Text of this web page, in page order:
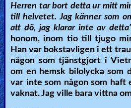
Herren tar bort detta ur mitt
till helvetet. Jag känner som
att dö, jag klarar inte av
honom, inom tio till tjugo
Han var bokstavligen i ett
någon som tjänstgjort i
om en hemsk bilolycka som
var inte som någon som haft
vaknat. Jag ville bara vittna